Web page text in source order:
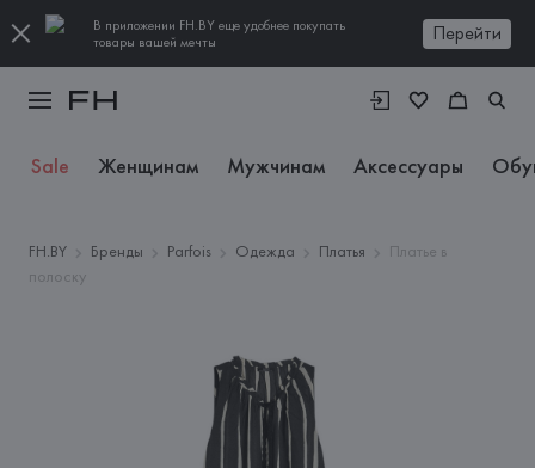
В приложении FH.BY еще удобнее покупать
товары вашей мечты
Перейти
Sale Женщинам Мужчинам Аксессуары
FH.BY Бренды Parfois Одежда Платья
Платье в
полоску